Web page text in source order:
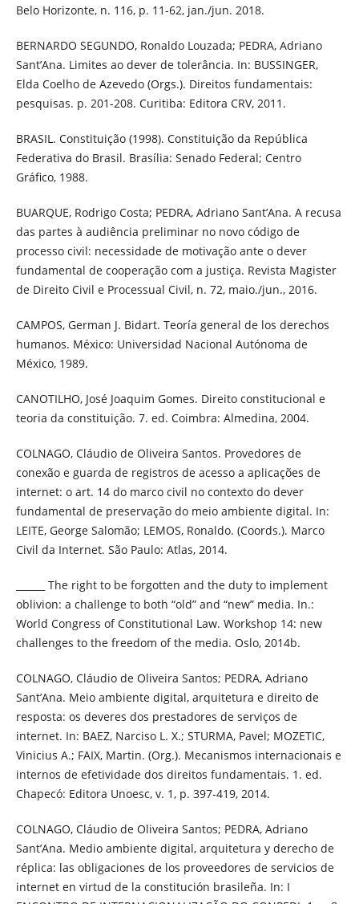
Belo Horizonte, n. 116, p. 11-62, jan./jun. 2018.
BERNARDO SEGUNDO, Ronaldo Louzada; PEDRA, Adriano
Sant’Ana. Limites ao dever de tolerância. In: BUSSINGER,
Elda Coelho de Azevedo (Orgs.). Direitos fundamentais:
pesquisas. p. 201-208. Curitiba: Editora CRV, 2011.
BRASIL. Constituição (1998). Constituição da República
Federativa do Brasil. Brasília: Senado Federal; Centro
Gráfico, 1988.
BUARQUE, Rodrigo Costa; PEDRA, Adriano Sant’Ana. A recusa
das partes à audiência preliminar no novo código de
processo civil: necessidade de motivação ante o dever
fundamental de cooperação com a justiça. Revista Magister
de Direito Civil e Processual Civil, n. 72, maio./jun., 2016.
CAMPOS, German J. Bidart. Teoría general de los derechos
humanos. México: Universidad Nacional Autónoma de
México, 1989.
CANOTILHO, José Joaquim Gomes. Direito constitucional e
teoria da constituição. 7. ed. Coimbra: Almedina, 2004.
COLNAGO, Cláudio de Oliveira Santos. Provedores de
conexão e guarda de registros de acesso a aplicações de
internet: o art. 14 do marco civil no contexto do dever
fundamental de preservação do meio ambiente digital. In:
LEITE, George Salomão; LEMOS, Ronaldo. (Coords.). Marco
Civil da Internet. São Paulo: Atlas, 2014.
______ The right to be forgotten and the duty to implement
oblivion: a challenge to both “old” and “new” media. In.:
World Congress of Constitutional Law. Workshop 14: new
challenges to the freedom of the media. Oslo, 2014b.
COLNAGO, Cláudio de Oliveira Santos; PEDRA, Adriano
Sant’Ana. Meio ambiente digital, arquitetura e direito de
resposta: os deveres dos prestadores de serviços de
internet. In: BAEZ, Narciso L. X.; STURMA, Pavel; MOZETIC,
Vinicius A.; FAIX, Martin. (Org.). Mecanismos internacionais e
internos de efetividade dos direitos fundamentais. 1. ed.
Chapecó: Editora Unoesc, v. 1, p. 397-419, 2014.
COLNAGO, Cláudio de Oliveira Santos; PEDRA, Adriano
Sant’Ana. Medio ambiente digital, arquitetura y derecho de
réplica: las obligaciones de los proveedores de servicios de
internet en virtud de la constitución brasileña. In: I